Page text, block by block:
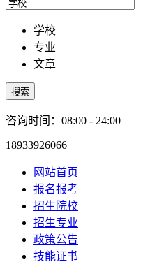
学校
专业
文章
搜索
咨询时间：08:00 - 24:00
18933926066
网站首页
报名报考
招生院校
招生专业
政策公告
技能证书